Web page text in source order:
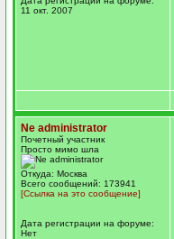
11 окт. 2007
Ne administrator
Почетный участник
Просто мимо шла
Откуда: Москва
Всего сообщений: 173941
[Ссылка на это сообщение]
Дата регистрации на форуме:
Нет